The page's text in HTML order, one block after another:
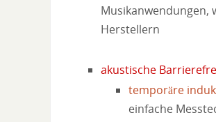
Musikanwendungen,
Herstellern
akustische
temporäre
einfache